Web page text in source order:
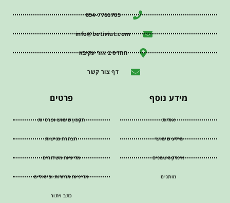
054-7766705
info@betiviut.com
ההדס 2 אור עקיבא
דף צור קשר
מידע נוסף
אודות
מידע שימושי
אינדקס שמנים
מותגים
פרטים
תקנון שימוש ופרטיות
הצהרת נגישות
מדיניות משלוחים
מדיניות החזרות וביטולים
כתב ויתור